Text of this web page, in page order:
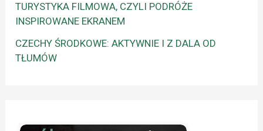
TURYSTYKA FILMOWA, CZYLI PODRÓŻE
INSPIROWANE EKRANEM
CZECHY ŚRODKOWE: AKTYWNIE I Z DALA OD
TŁUMÓW